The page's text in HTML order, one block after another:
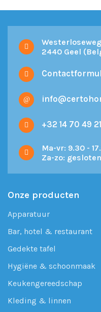
Westerloseweg
2440 Geel
+32 14 70 49 21
Ma-vr: 9.30 -
Za-zo: gesloten
Onze producten
Apparatuur
Bar, hotel & restaurant
Gedekte tafel
Hygiëne & schoonmaak
Keukengereedschap
Kleding & linnen